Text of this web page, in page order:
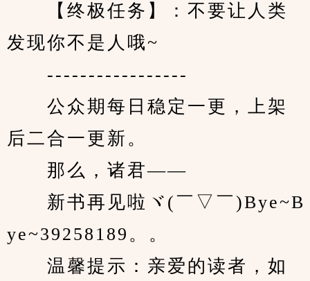
【终极任务】：不要让人类
发现你不是人哦~
-----------------
公众期每日稳定一更，上架
后二合一更新。
那么，诸君——
新书再见啦ヾ(￣▽￣)Bye~B
ye~39258189。。
温馨提示：亲爱的读者，如